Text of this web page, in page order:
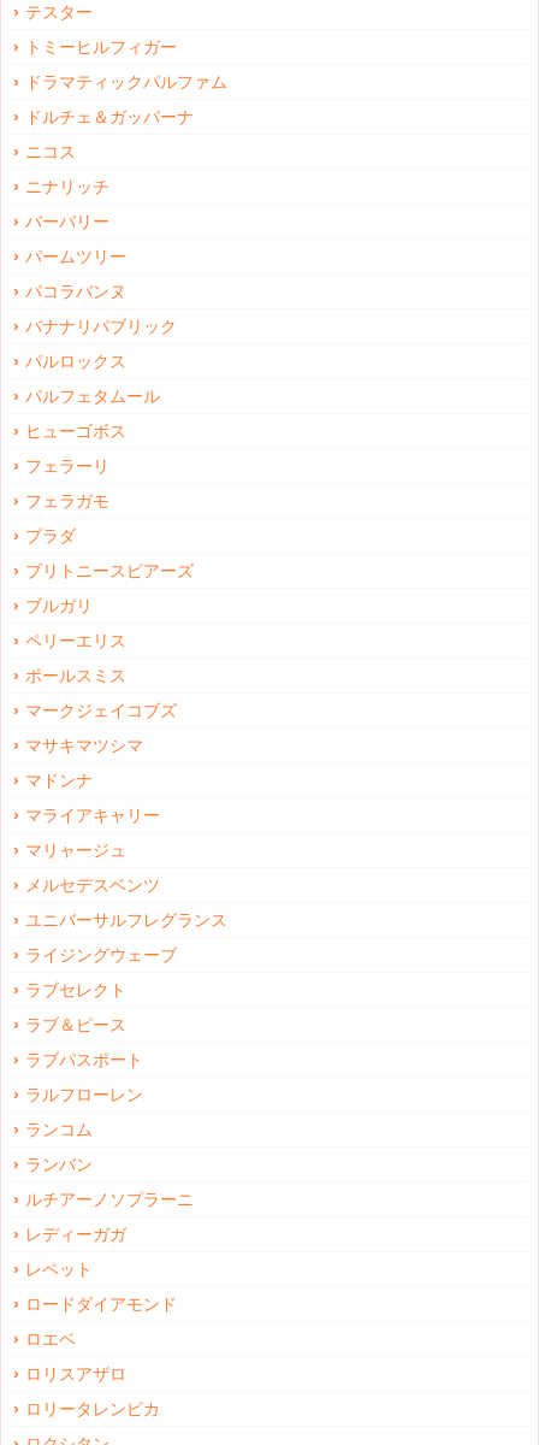
テスター
トミーヒルフィガー
ドラマティックパルファム
ドルチェ＆ガッバーナ
ニコス
ニナリッチ
バーバリー
パームツリー
パコラバンヌ
バナナリパブリック
パルロックス
パルフェタムール
ヒューゴボス
フェラーリ
フェラガモ
プラダ
ブリトニースピアーズ
ブルガリ
ペリーエリス
ポールスミス
マークジェイコブズ
マサキマツシマ
マドンナ
マライアキャリー
マリャージュ
メルセデスベンツ
ユニバーサルフレグランス
ライジングウェーブ
ラブセレクト
ラブ＆ピース
ラブパスポート
ラルフローレン
ランコム
ランバン
ルチアーノソプラーニ
レディーガガ
レペット
ロードダイアモンド
ロエベ
ロリスアザロ
ロリータレンピカ